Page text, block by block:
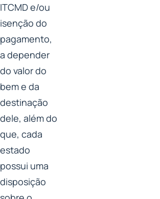
ITCMD e/ou
isenção do
pagamento,
a depender
do valor do
bem e da
destinação
dele, além do
que, cada
estado
possui uma
disposição